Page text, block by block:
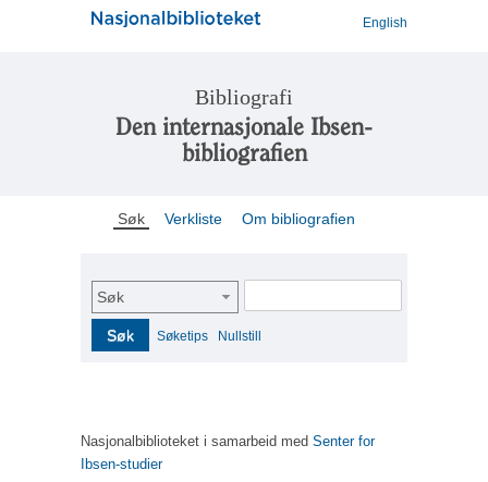
English
Bibliografi
Den internasjonale Ibsen-
bibliografien
Søk Verkliste Om bibliografien
Søk
Søk Søketips Nullstill
Nasjonalbiblioteket i samarbeid med Senter for
Ibsen-studier